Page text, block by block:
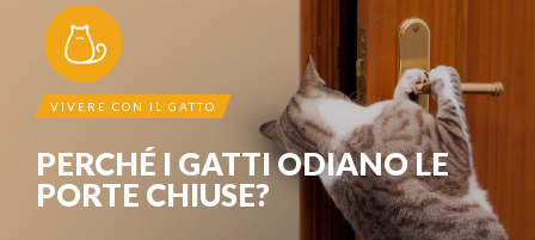
VIVERE CON IL GATTO
PERCHÉ I GATTI ODIANO LE
PORTE CHIUSE?